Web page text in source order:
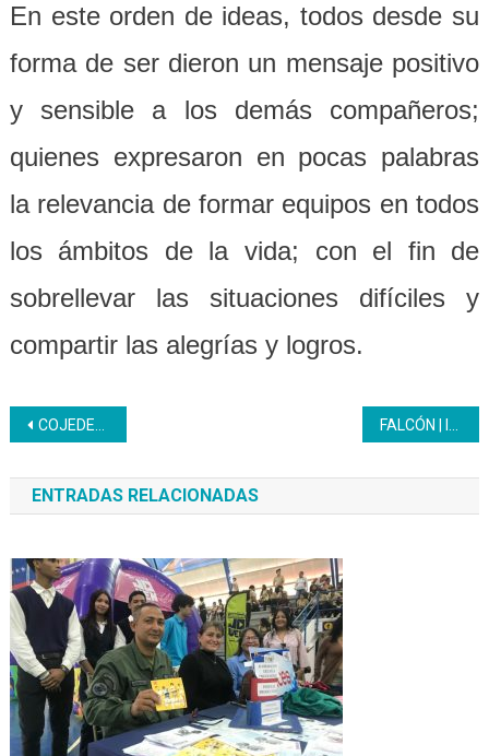
En este orden de ideas, todos desde su
forma de ser dieron un mensaje positivo
y sensible a los demás compañeros;
quienes expresaron en pocas palabras
la relevancia de formar equipos en todos
los ámbitos de la vida; con el fin de
sobrellevar las situaciones difíciles y
compartir las alegrías y logros.
Navegación
de
entradas
COJEDES | Aprendices respaldan iniciativa de proyecto mesas – sillas FALCÓN | Inces desarrolla aportes sociales en escuelas y liceos
ENTRADAS RELACIONADAS